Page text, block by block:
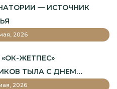
— ИСТОЧНИК
2026
ЖЕТПЕС»
ТЫЛА С ДНЕМ
2026